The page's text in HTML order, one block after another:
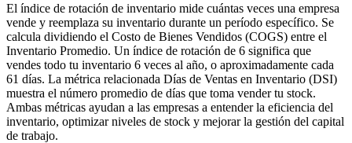
El índice de rotación de inventario mide cuántas veces una empresa
vende y reemplaza su inventario durante un período específico. Se
calcula dividiendo el Costo de Bienes Vendidos (COGS) entre el
Inventario Promedio. Un índice de rotación de 6 significa que
vendes todo tu inventario 6 veces al año, o aproximadamente cada
61 días. La métrica relacionada Días de Ventas en Inventario (DSI)
muestra el número promedio de días que toma vender tu stock.
Ambas métricas ayudan a las empresas a entender la eficiencia del
inventario, optimizar niveles de stock y mejorar la gestión del capital
de trabajo.